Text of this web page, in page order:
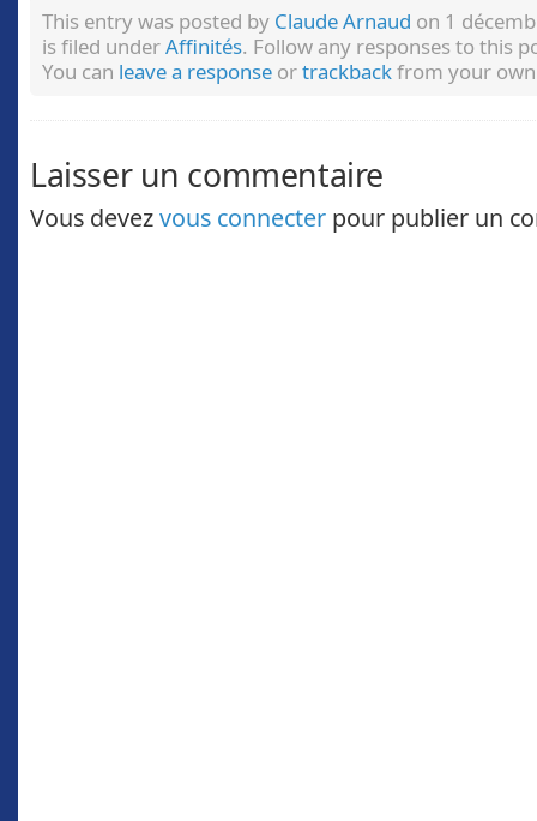
This entry was posted by Claude Arnaud on 1
is filed underAffinités. Follow any responses to this
You can leave a response ortrackbackfrom your
Laisser un commentaire
Vous devezvous connecter pour publier un